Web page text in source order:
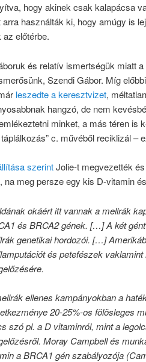
hogy akinek csak kalapácsa
használták ki, hogy amúgy is
az előtérbe.
és relatív ismertségük miatt
Szendi Gábor. Míg
leszedte a keresztvizet,
hangzó, de nem
minket, a más téren is
táplálkozás” c. művéből reciklizál –
szerintJolie-t megvezették és
na meg persze egy kis D-vitamin
okáért itt vannak a mellrák
és BRCA2 gének. […] A két
genetikai hordozói. […]
és petefészek
ellenes kampányokban a
20-25%-os fölösleges
szó pl. a D vitaminról, mint a
Moray Campbell és
a BRCA1 gén szabályozója